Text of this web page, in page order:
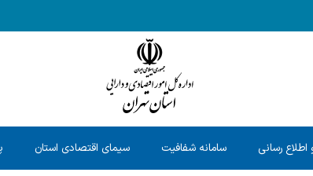
اطلاع رسانی سامانه شفافیت سیمای اقتصادی استان